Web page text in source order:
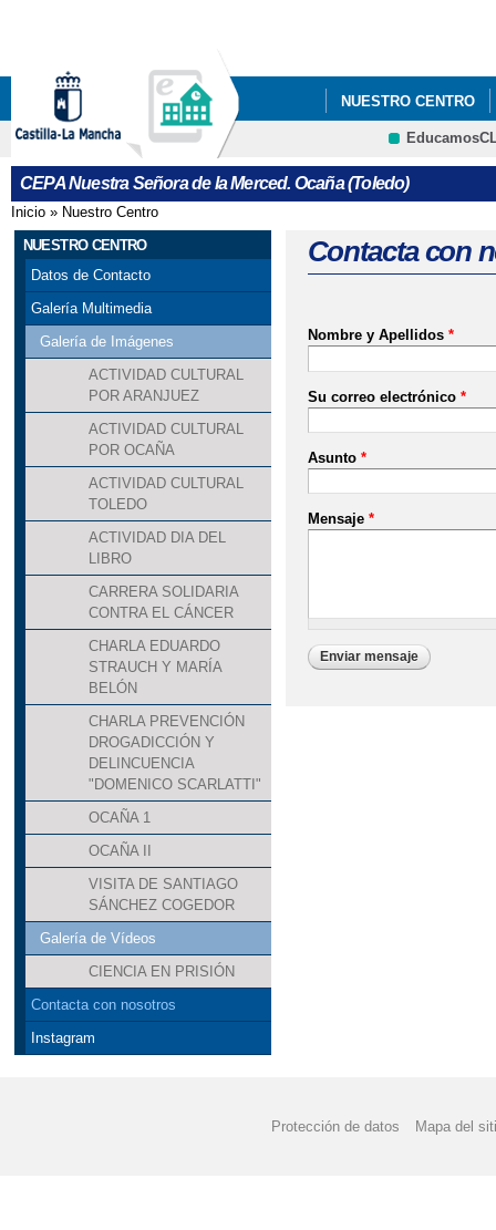
NUESTRO CENTRO
ENTREVISTA A LUIS
(OCAÑA)
ENTREVISTA A LUIS
LA EDUCACIÓN
PLAN DE
CRFP
CEPA Nuestra Señora de la Merced. Ocaña (Toledo)
Se encuentra usted aquí
Inicio » Nuestro Centro
NUESTRO CENTRO
Datos de Contacto
Galería Multimedia
Galería de Imágenes
ACTIVIDAD CULTURAL
POR ARANJUEZ
ACTIVIDAD CULTURAL
POR OCAÑA
ACTIVIDAD CULTURAL
TOLEDO
ACTIVIDAD DIA DEL
LIBRO
CARRERA SOLIDARIA
CONTRA EL CÁNCER
CHARLA EDUARDO
STRAUCH Y MARÍA
BELÓN
CHARLA PREVENCIÓN
DROGADICCIÓN Y
DELINCUENCIA
"DOMENICO SCARLATTI"
OCAÑA 1
OCAÑA II
VISITA DE SANTIAGO
SÁNCHEZ COGEDOR
Galería de Vídeos
CIENCIA EN PRISIÓN
Contacta con nosotros
Instagram
Contacta con
Nombre y Apellidos *
Su correo electrónico *
Asunto *
Mensaje *
Protección de datos Mapa del